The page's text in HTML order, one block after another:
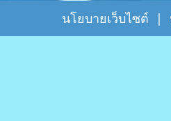
นโยบายเว็บไซต์ |